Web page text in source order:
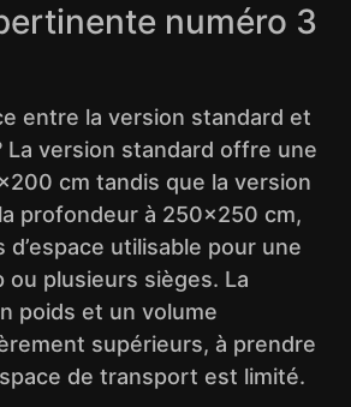
numéro 3
entre la version standard et
La version standard offre une
cm tandis que la version
profondeur à 250×250 cm,
utilisable pour une
ou plusieurs sièges. La
poids et un volume
supérieurs, à prendre
de transport est limité.